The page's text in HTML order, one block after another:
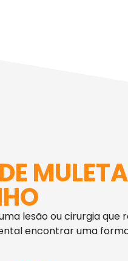
lesão ou cirurgia que
encontrar uma